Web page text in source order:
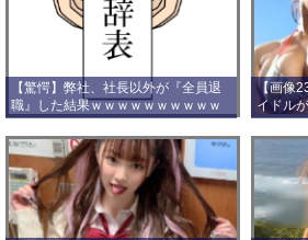
【驚愕】弊社、社長以外が『全員退
職』した結果ｗｗｗｗｗｗｗｗｗｗ
ｗｗｗ
【画像
イドル